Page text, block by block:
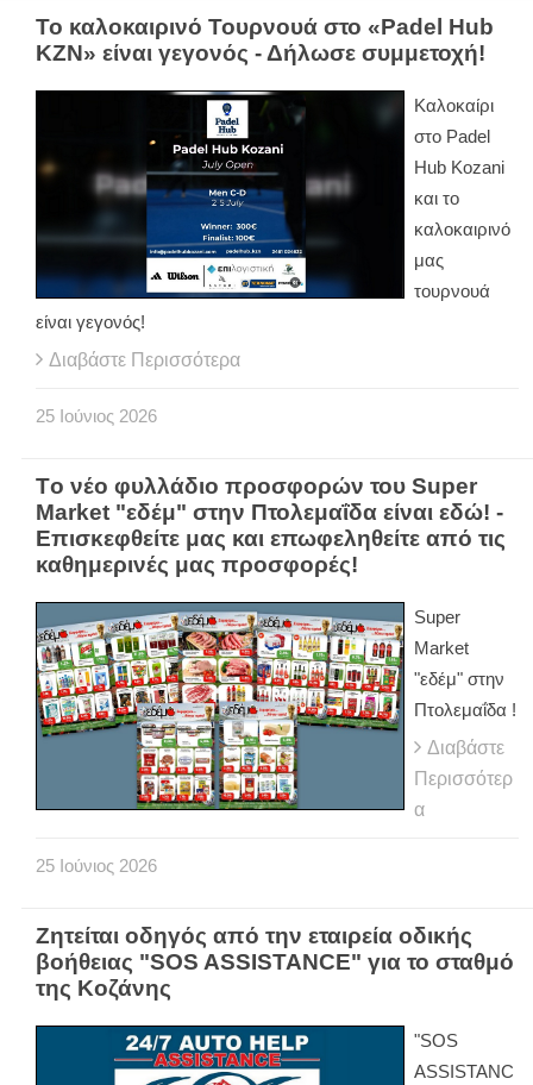
Το καλοκαιρινό Τουρνουά στο «Padel Hub
KΖΝ» είναι γεγονός - Δήλωσε συμμετοχή!
Καλοκαίρι
στο Padel
Hub Kozani
και το
καλοκαιρινό
μας
τουρνουά
είναι γεγονός!
Διαβάστε Περισσότερα
25 Ιούνιος 2026
Tο νέο φυλλάδιο προσφορών του Super
Market "εδέμ" στην Πτολεμαΐδα είναι εδώ! -
Επισκεφθείτε μας και επωφεληθείτε από τις
καθημερινές μας προσφορές!
Super
Market
"εδέμ" στην
Πτολεμαΐδα !
Διαβάστε
Περισσότερ
α
25 Ιούνιος 2026
Ζητείται οδηγός από την εταιρεία οδικής
βοήθειας "SOS ASSISTANCE" για το σταθμό
της Κοζάνης
"SOS
ASSISTANC